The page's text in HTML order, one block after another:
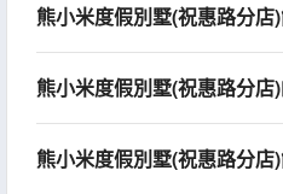
熊小米度假別墅(祝惠路分店
熊小米度假別墅(祝惠路分店
熊小米度假別墅(祝惠路分店